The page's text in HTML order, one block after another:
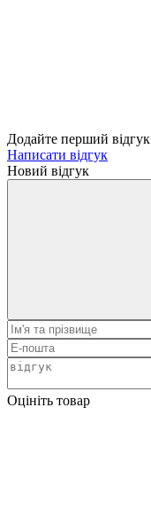
Додайте перший відгук
Написати відгук
Новий відгук
Оцініть товар